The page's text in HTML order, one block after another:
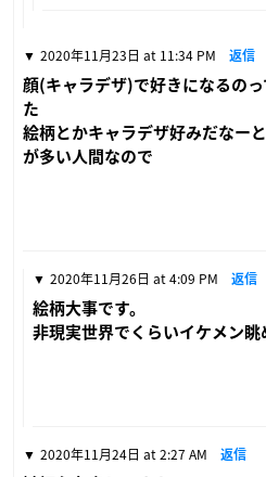
2020年11月23日 at 11:34 PM 返信
顔(キャラデザ)で好きになるの
た
絵柄とかキャラデザ好みだなー
が多い人間なので
2020年11月26日 at 4:09 PM 返信
絵柄大事です。
非現実世界でくらいイケメン眺
2020年11月24日 at 2:27 AM 返信